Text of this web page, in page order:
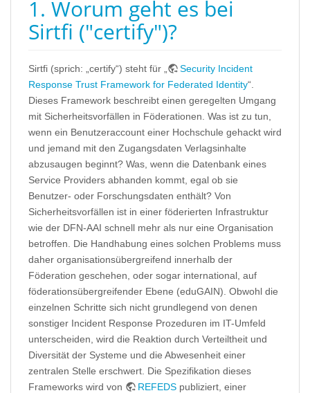
1. Worum geht es bei
Sirtfi ("certify")?
Sirtfi (sprich: „certify“) steht für „
Security Incident
Response Trust Framework for Federated Identity“.
Dieses Framework beschreibt einen geregelten Umgang
mit Sicherheitsvorfällen in Föderationen. Was ist zu tun,
wenn ein Benutzeraccount einer Hochschule gehackt wird
und jemand mit den Zugangsdaten Verlagsinhalte
abzusaugen beginnt? Was, wenn die Datenbank eines
Service Providers abhanden kommt, egal ob sie
Benutzer- oder Forschungsdaten enthält? Von
Sicherheitsvorfällen ist in einer föderierten Infrastruktur
wie der DFN-AAI schnell mehr als nur eine Organisation
betroffen. Die Handhabung eines solchen Problems muss
daher organisationsübergreifend innerhalb der
Föderation geschehen, oder sogar international, auf
föderationsübergreifender Ebene (eduGAIN). Obwohl die
einzelnen Schritte sich nicht grundlegend von denen
sonstiger Incident Response Prozeduren im IT-Umfeld
unterscheiden, wird die Reaktion durch Verteiltheit und
Diversität der Systeme und die Abwesenheit einer
zentralen Stelle erschwert. Die Spezifikation dieses
Frameworks wird von
REFEDS publiziert, einer